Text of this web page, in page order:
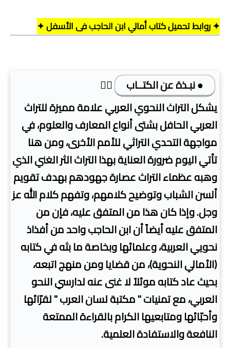
✦ روابط تحميل كتاب أمالي ابن الحاجب فى الأسفل ✦
● نبـذة عن الكتــاب
👇🏿
يشكل التراث النحوي العربي علامة مميزة للتراث
العربي الحافل بشتى أنواع المعارف والعلوم، في
مواجهة التحدي التراثي للأمم الأخرى، ومن هنا
تأتي اليوم ضرورة العناية بهذا التراث الثر الغني الذي
وهبه عظماء التراث عصارة جهودهم بهدف تقويم
ألسن الشباب وتوضيح كلامهم، وتفهم كلام الله عز
وجل. وإذا كان هذا من المتفق عليه، فإن من
المتفق عليه أيضاً أن ابن الحاجب واحد من أفذاذ
نحويي العربية، وعلمائها وبخاصة ما بثه في كتابه
(الأمالي النحوية)، من قضايا ومن منهج اتبعه،
بحيث عاد كتابه موئلاً لا غنى عنه لدارسي النحو
العربي، مع تمنيات " مكتبة لسان العرب " لقرّائها
وأحبّائها ومتابعيها الكرام بالقراءة الممتعة
النافعة والاستفادة العلمية.